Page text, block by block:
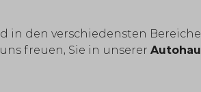
in den verschiedensten
freuen, Sie in unserer